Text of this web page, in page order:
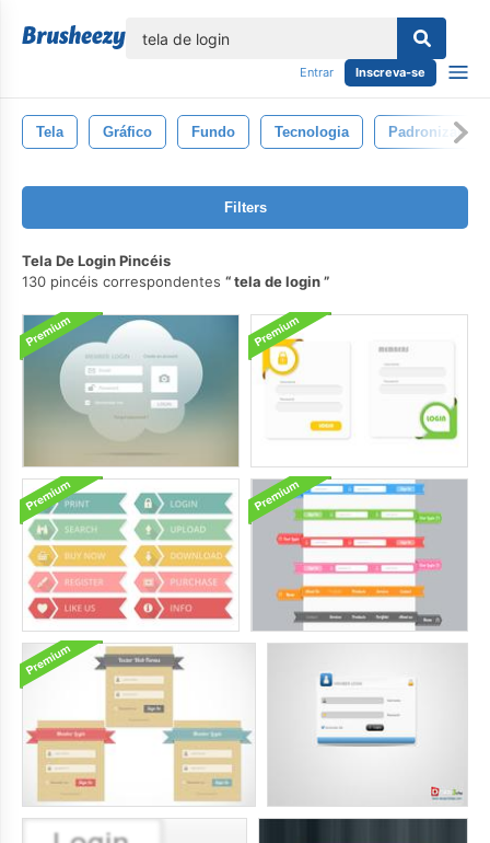
Entrar Inscreva-se
Tela Gráfico Fundo Tecnologia Padronizar
Filters
Tela De Login Pincéis
130 pincéis correspondentes
tela de login